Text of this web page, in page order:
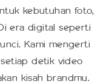
kebutuhan foto,
era digital seperti
Kami mengerti
detik video
kisah brandmu.